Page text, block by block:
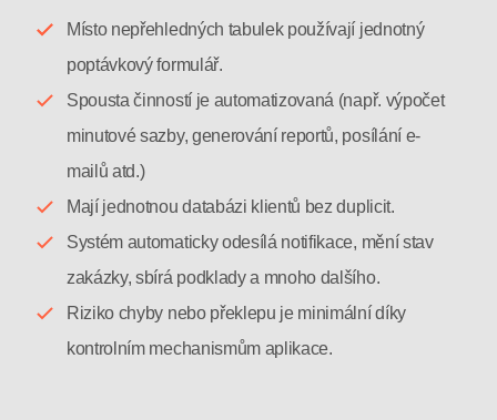
Místo nepřehledných tabulek používají jednotný
poptávkový formulář.
Spousta činností je automatizovaná (např. výpočet
minutové sazby, generování reportů, posílání e-
mailů atd.)
Mají jednotnou databázi klientů bez duplicit.
Systém automaticky odesílá notifikace, mění stav
zakázky, sbírá podklady a mnoho dalšího.
Riziko chyby nebo překlepu je minimální díky
kontrolním mechanismům aplikace.